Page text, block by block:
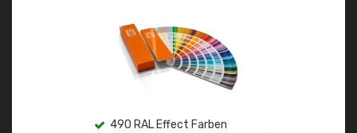
490 RAL Effect Farben